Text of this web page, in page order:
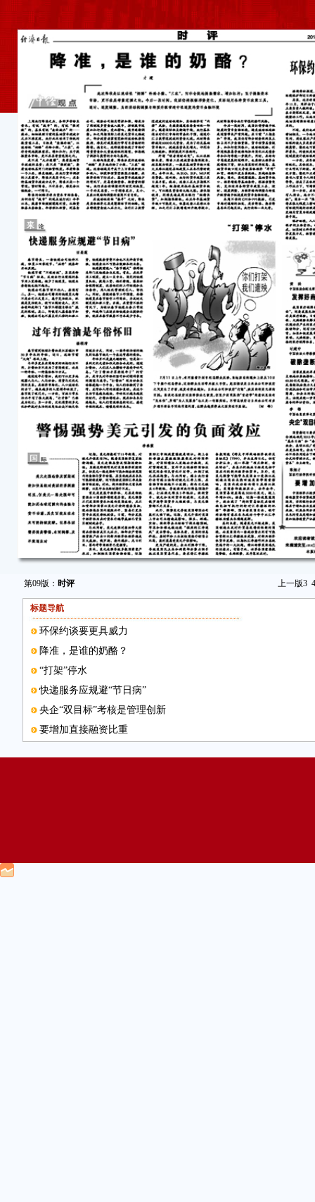
第09版： 时评 上一版3 4
标题导航
环保约谈要更具威力
降准，是谁的奶酪？
“打架”停水
快递服务应规避“节日病”
央企“双目标”考核是管理创新
要增加直接融资比重